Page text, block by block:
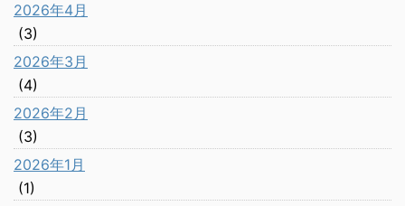
2026年4月
(3)
2026年3月
(4)
2026年2月
(3)
2026年1月
(1)